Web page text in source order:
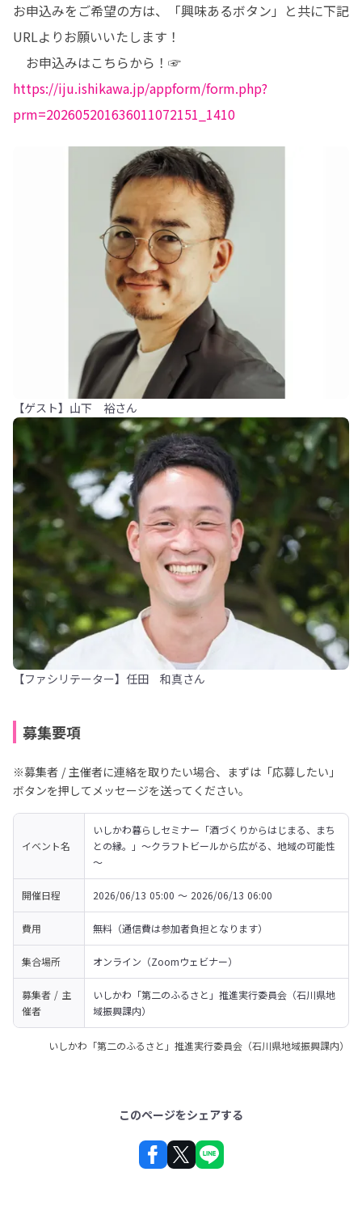
お申込みをご希望の方は、「興味あるボタン」と共に下記
URLよりお願いいたします！
お申込みはこちらから！☞
https://iju.ishikawa.jp/appform/form.php?
prm=202605201636011072151_1410
【ゲスト】山下 裕さん
【ファシリテーター】任田 和真さん
募集要項
※募集者 / 主催者に連絡を取りたい場合、まずは「応募したい」
ボタンを押してメッセージを送ってください。
イベント名
いしかわ暮らしセミナー「酒づくりからはじまる、まち
との縁。」～クラフトビールから広がる、地域の可能性
～
開催日程 2026/06/13 05:00 〜 2026/06/13 06:00
費用 無料（通信費は参加者負担となります）
集合場所 オンライン（Zoomウェビナー）
募集者 / 主
催者
いしかわ「第二のふるさと」推進実行委員会（石川県地
域振興課内）
いしかわ「第二のふるさと」推進実行委員会（石川県地域振興課内）
このページをシェアする